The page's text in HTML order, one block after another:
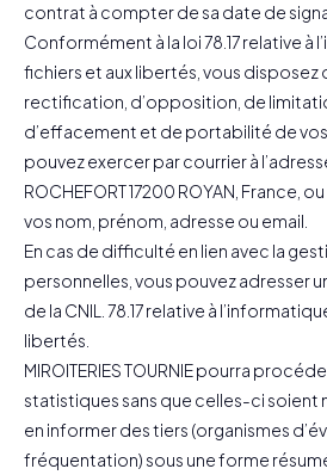
contrat à compter de sa date de
Conformément à la loi 78.17 relative à
fichiers et aux libertés, vous disposez
rectification, d’opposition, de
d’effacement et de portabilité de
pouvez exercer par courrier à
ROCHEFORT 17200 ROYAN, France,
vos nom, prénom, adresse ou email.
En cas de difficulté en lien avec la
personnelles, vous pouvez adresser
de la CNIL. 78.17 relative à
libertés.
MIROITERIES TOURNIE pourra
statistiques sans que celles-ci soient
en informer des tiers (organismes
fréquentation) sous une forme